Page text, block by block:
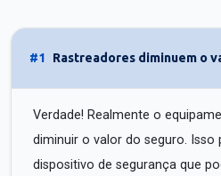
#1 Rastreadores diminuem o
Verdade! Realmente o
diminuir o valor do seguro. Isso
dispositivo de segurança que